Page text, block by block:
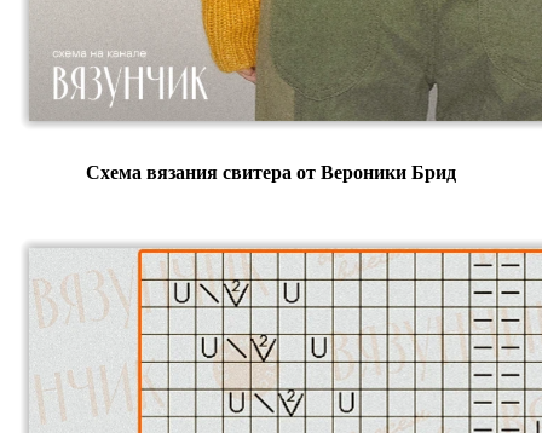
Схема вязания свитера от Вероники Брид